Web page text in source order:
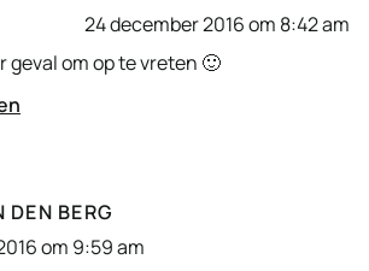
24 december 2016 om 8:42 am
geval om op te vreten 🙂
DEN BERG
om 9:59 am